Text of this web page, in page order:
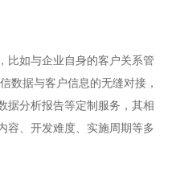
比如与企业自身的客户关系管
数据与客户信息的无缝对接，
据分析报告等定制服务，其相
容、开发难度、实施周期等多